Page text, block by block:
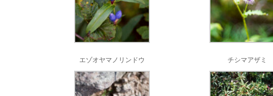
エゾオヤマノリンドウ チシマアザミ